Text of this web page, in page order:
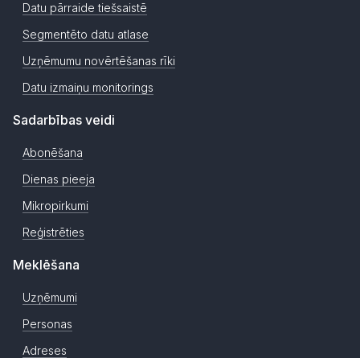
Datu pārraide tiešsaistē
Segmentēto datu atlase
Uzņēmumu novērtēšanas rīki
Datu izmaiņu monitorings
Sadarbības veidi
Abonēšana
Dienas pieeja
Mikropirkumi
Reģistrēties
Meklēšana
Uzņēmumi
Personas
Adreses